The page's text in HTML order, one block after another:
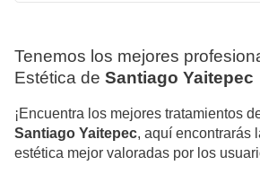
Tenemos los mejores
Estética de Santiago Yaitepec
¡Encuentra los mejores tratamientos
Santiago Yaitepec, aquí encontrarás
estética mejor valoradas por los